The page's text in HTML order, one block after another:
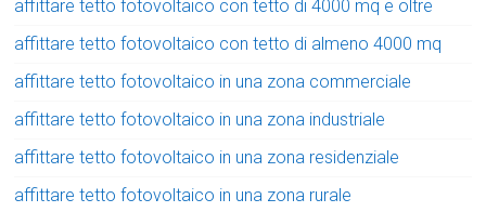
affittare tetto fotovoltaico con tetto di 4000 mq e oltre
affittare tetto fotovoltaico con tetto di almeno 4000 mq
affittare tetto fotovoltaico in una zona commerciale
affittare tetto fotovoltaico in una zona industriale
affittare tetto fotovoltaico in una zona residenziale
affittare tetto fotovoltaico in una zona rurale